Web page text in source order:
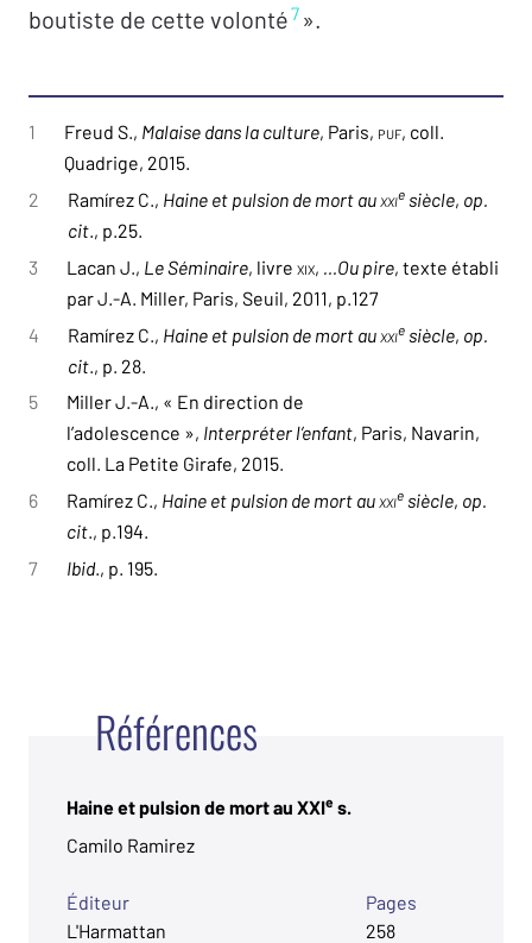
Références
Haine et pulsion de mort au XXIe s.
Camilo Ramirez
Éditeur
L'Harmattan
Pages
258
boutiste de cette volonté7 ».
1 Freud S., Malaise dans la culture, Paris, puf, coll.
Quadrige, 2015.
2
Ramírez C., Haine et pulsion de mort au XXIe siècle, op.
cit., p.25.
3
Lacan J., Le Séminaire, livre XIX, …Ou pire, texte établi
par J.-A. Miller, Paris, Seuil, 2011, p.127
4
Ramírez C., Haine et pulsion de mort au XXIe siècle, op.
cit ., p. 28.
5
Miller J.-A., « En direction de
l’adolescence », Interpréter l’enfant, Paris, Navarin,
coll. La Petite Girafe, 2015.
6
Ramírez C., Haine et pulsion de mort au XXIe siècle, op.
cit., p.194.
7
Ibid., p. 195.